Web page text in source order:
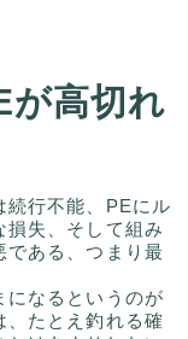
が高切れ
続行不能、PEにル
損失、そして組み
である、つまり最
になるというのが
、たとえ釣れる確